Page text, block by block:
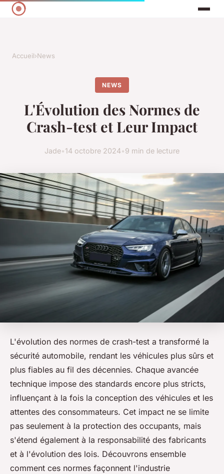
Accueil›News
NEWS
L'Évolution des Normes de
Crash-test et Leur Impact
Jade•14 octobre 2024•9 min de lecture
L'évolution des normes de crash-test a transformé la
sécurité automobile, rendant les véhicules plus sûrs et
plus fiables au fil des décennies. Chaque avancée
technique impose des standards encore plus stricts,
influençant à la fois la conception des véhicules et les
attentes des consommateurs. Cet impact ne se limite
pas seulement à la protection des occupants, mais
s'étend également à la responsabilité des fabricants
et à l'évolution des lois. Découvrons ensemble
comment ces normes façonnent l'industrie